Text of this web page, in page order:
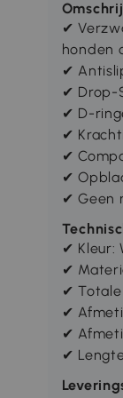
✔
honden
✔
✔ Drop-
✔ D-
✔
✔
✔
✔ Geen
✔ Kleur:
✔
✔ Totale
✔
✔
✔